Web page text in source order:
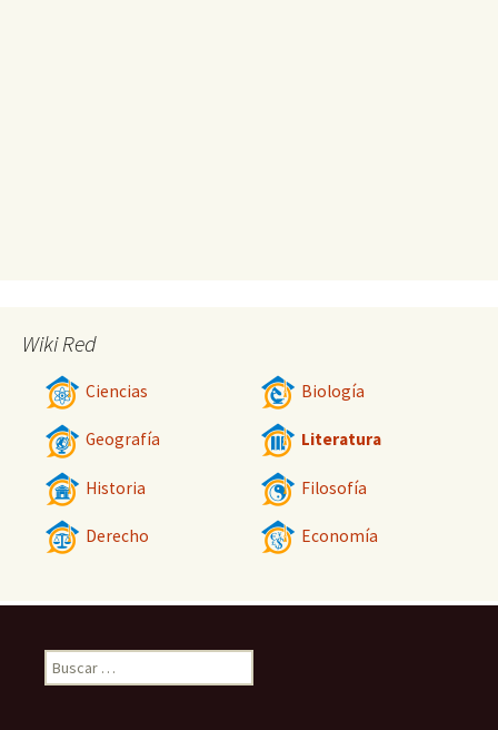
Wiki Red
Ciencias Biología
Geografía Literatura
Historia Filosofía
Derecho Economía
Buscar: